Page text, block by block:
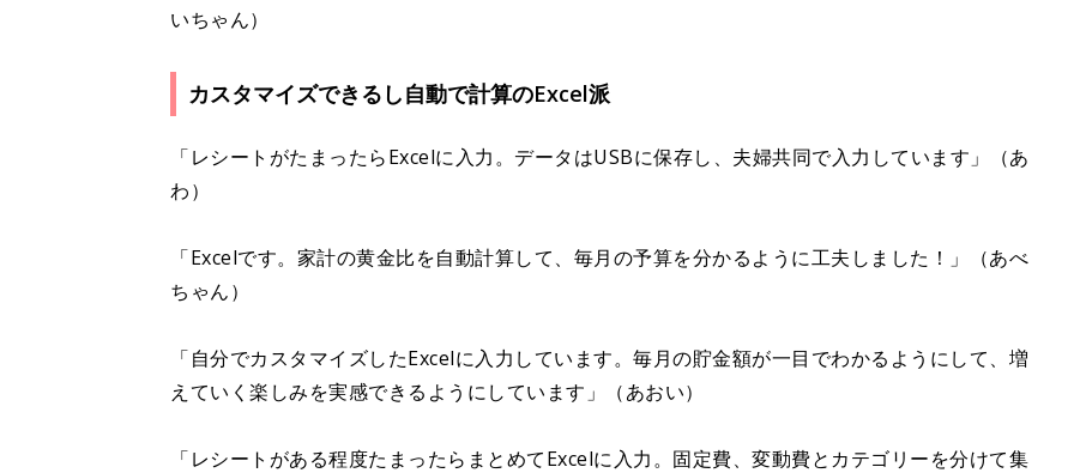
いちゃん）
カスタマイズできるし自動で計算のExcel派
「レシートがたまったらExcelに入力。データはUSBに保存し、夫婦共同で入力しています」（あ
わ）
「Excelです。家計の黄金比を自動計算して、毎月の予算を分かるように工夫しました！」（あべ
ちゃん）
「自分でカスタマイズしたExcelに入力しています。毎月の貯金額が一目でわかるようにして、増
えていく楽しみを実感できるようにしています」（あおい）
「レシートがある程度たまったらまとめてExcelに入力。固定費、変動費とカテゴリーを分けて集